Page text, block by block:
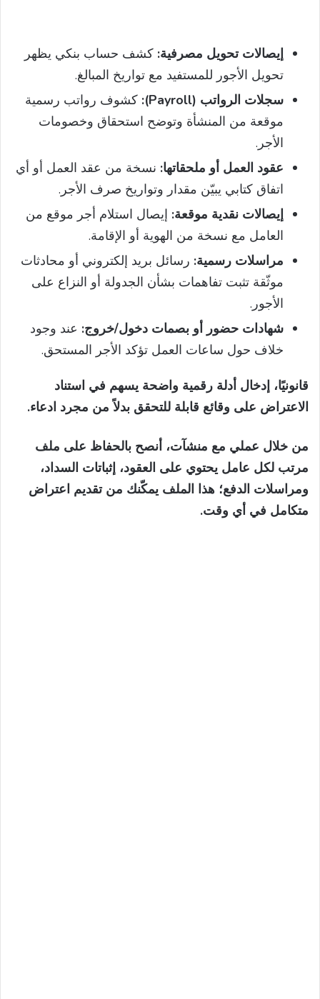
إيصالات تحويل مصرفية: كشف حساب بنكي يظهر
تحويل الأجور للمستفيد مع تواريخ المبالغ.
سجلات الرواتب (Payroll):
كشوف رواتب رسمية
موقعة من المنشأة وتوضح استحقاق وخصومات
الأجر.
عقود العمل أو ملحقاتها: نسخة من عقد العمل أو أي
اتفاق كتابي يبيّن مقدار وتواريخ صرف الأجر.
إيصالات نقدية موقعة: إيصال استلام أجر موقع من
العامل مع نسخة من الهوية أو الإقامة.
مراسلات رسمية: رسائل بريد إلكتروني أو محادثات
موثّقة تثبت تفاهمات بشأن الجدولة أو النزاع على
الأجور.
شهادات حضور أو بصمات دخول/خروج: عند وجود
خلاف حول ساعات العمل تؤكد الأجر المستحق.
قانونيًا، إدخال أدلة رقمية واضحة يسهم في استناد
الاعتراض على وقائع قابلة للتحقق بدلاً من مجرد ادعاء.
من خلال عملي مع منشآت، أنصح بالحفاظ على ملف
مرتب لكل عامل يحتوي على العقود، إثباتات السداد،
ومراسلات الدفع؛ هذا الملف يمكّنك من تقديم اعتراض
متكامل في أي وقت.